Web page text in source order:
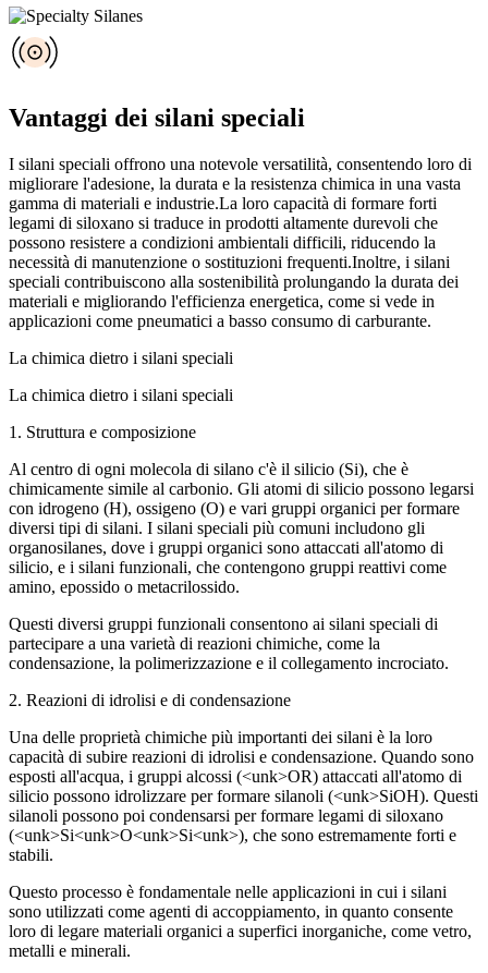
Vantaggi dei silani speciali
I silani speciali offrono una notevole versatilità, consentendo loro di
migliorare l'adesione, la durata e la resistenza chimica in una vasta
gamma di materiali e industrie.La loro capacità di formare forti
legami di siloxano si traduce in prodotti altamente durevoli che
possono resistere a condizioni ambientali difficili, riducendo la
necessità di manutenzione o sostituzioni frequenti.Inoltre, i silani
speciali contribuiscono alla sostenibilità prolungando la durata dei
materiali e migliorando l'efficienza energetica, come si vede in
applicazioni come pneumatici a basso consumo di carburante.
La chimica dietro i silani speciali
La chimica dietro i silani speciali
1. Struttura e composizione
Al centro di ogni molecola di silano c'è il silicio (Si), che è
chimicamente simile al carbonio. Gli atomi di silicio possono legarsi
con idrogeno (H), ossigeno (O) e vari gruppi organici per formare
diversi tipi di silani. I silani speciali più comuni includono gli
organosilanes, dove i gruppi organici sono attaccati all'atomo di
silicio, e i silani funzionali, che contengono gruppi reattivi come
amino, epossido o metacrilossido.
Questi diversi gruppi funzionali consentono ai silani speciali di
partecipare a una varietà di reazioni chimiche, come la
condensazione, la polimerizzazione e il collegamento incrociato.
2. Reazioni di idrolisi e di condensazione
Una delle proprietà chimiche più importanti dei silani è la loro
capacità di subire reazioni di idrolisi e condensazione. Quando sono
esposti all'acqua, i gruppi alcossi (<unk>OR) attaccati all'atomo di
silicio possono idrolizzare per formare silanoli (<unk>SiOH). Questi
silanoli possono poi condensarsi per formare legami di siloxano
(<unk>Si<unk>O<unk>Si<unk>), che sono estremamente forti e
stabili.
Questo processo è fondamentale nelle applicazioni in cui i silani
sono utilizzati come agenti di accoppiamento, in quanto consente
loro di legare materiali organici a superfici inorganiche, come vetro,
metalli e minerali.